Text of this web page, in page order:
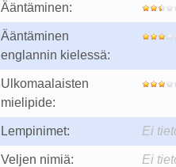
Ääntäminen:
Ääntäminen
englannin kielessä:
Ulkomaalaisten
mielipide:
Lempinimet: Ei
Veljen nimiä: Ei